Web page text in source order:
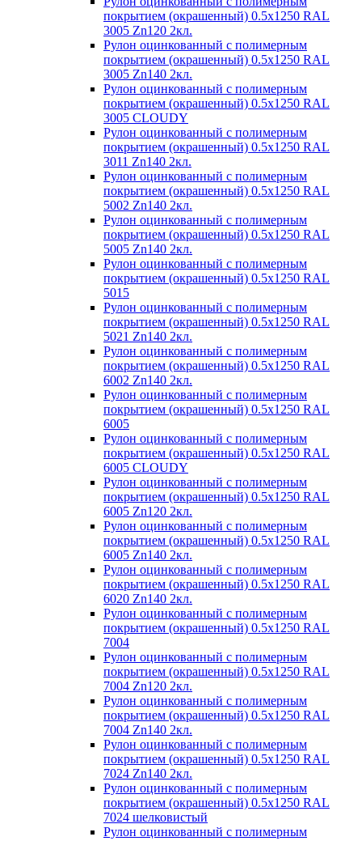
покрытием (окрашенный) 0.5x1250 RAL
3005 Zn120 2кл.
Рулон оцинкованный с полимерным
покрытием (окрашенный) 0.5x1250 RAL
3005 Zn140 2кл.
Рулон оцинкованный с полимерным
покрытием (окрашенный) 0.5x1250 RAL
3005 CLOUDY
Рулон оцинкованный с полимерным
покрытием (окрашенный) 0.5x1250 RAL
3011 Zn140 2кл.
Рулон оцинкованный с полимерным
покрытием (окрашенный) 0.5x1250 RAL
5002 Zn140 2кл.
Рулон оцинкованный с полимерным
покрытием (окрашенный) 0.5x1250 RAL
5005 Zn140 2кл.
Рулон оцинкованный с полимерным
покрытием (окрашенный) 0.5x1250 RAL
5015
Рулон оцинкованный с полимерным
покрытием (окрашенный) 0.5x1250 RAL
5021 Zn140 2кл.
Рулон оцинкованный с полимерным
покрытием (окрашенный) 0.5x1250 RAL
6002 Zn140 2кл.
Рулон оцинкованный с полимерным
покрытием (окрашенный) 0.5x1250 RAL
6005
Рулон оцинкованный с полимерным
покрытием (окрашенный) 0.5x1250 RAL
6005 CLOUDY
Рулон оцинкованный с полимерным
покрытием (окрашенный) 0.5x1250 RAL
6005 Zn120 2кл.
Рулон оцинкованный с полимерным
покрытием (окрашенный) 0.5x1250 RAL
6005 Zn140 2кл.
Рулон оцинкованный с полимерным
покрытием (окрашенный) 0.5x1250 RAL
6020 Zn140 2кл.
Рулон оцинкованный с полимерным
покрытием (окрашенный) 0.5x1250 RAL
7004
Рулон оцинкованный с полимерным
покрытием (окрашенный) 0.5x1250 RAL
7004 Zn120 2кл.
Рулон оцинкованный с полимерным
покрытием (окрашенный) 0.5x1250 RAL
7004 Zn140 2кл.
Рулон оцинкованный с полимерным
покрытием (окрашенный) 0.5x1250 RAL
7024 Zn140 2кл.
Рулон оцинкованный с полимерным
покрытием (окрашенный) 0.5x1250 RAL
7024 шелковистый
Рулон оцинкованный с полимерным